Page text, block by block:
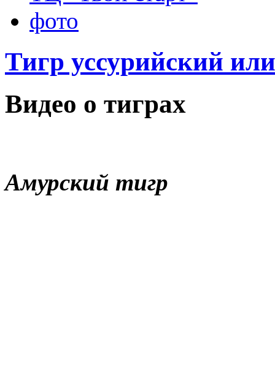
фото
Тигр уссурийский
Видео о тиграх
Амурский тигр